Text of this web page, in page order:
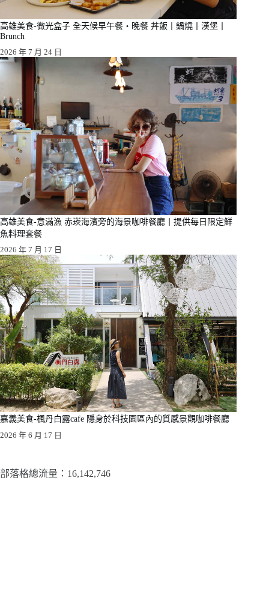
高雄美食-微光盒子 全天候早午餐・晚餐 丼飯丨鍋燒丨漢堡丨
Brunch
2026 年 7 月 24 日
高雄美食-意滿漁 赤崁海濱旁的海景咖啡餐廳丨提供每日限定鮮
魚料理套餐
2026 年 7 月 17 日
嘉義美食-楓丹白露cafe 隱身於科技園區內的質感景觀咖啡餐廳
2026 年 6 月 17 日
部落格總流量：​16,142,746